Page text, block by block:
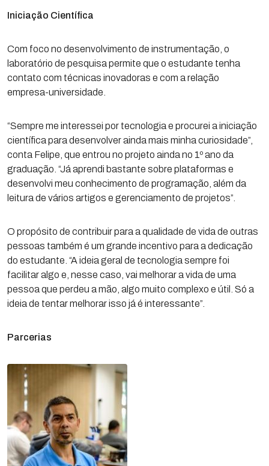
Iniciação Científica
Com foco no desenvolvimento de instrumentação, o
laboratório de pesquisa permite que o estudante tenha
contato com técnicas inovadoras e com a relação
empresa-universidade.
“Sempre me interessei por tecnologia e procurei a iniciação
científica para desenvolver ainda mais minha curiosidade”,
conta Felipe, que entrou no projeto ainda no 1º ano da
graduação. “Já aprendi bastante sobre plataformas e
desenvolvi meu conhecimento de programação, além da
leitura de vários artigos e gerenciamento de projetos”.
O propósito de contribuir para a qualidade de vida de outras
pessoas também é um grande incentivo para a dedicação
do estudante. “A ideia geral de tecnologia sempre foi
facilitar algo e, nesse caso, vai melhorar a vida de uma
pessoa que perdeu a mão, algo muito complexo e útil. Só a
ideia de tentar melhorar isso já é interessante”.
Parcerias